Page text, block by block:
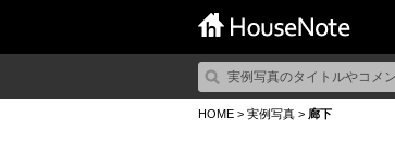
HOME > 実例写真 > 廊下